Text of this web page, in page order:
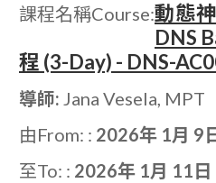
課程名稱Course:動態
DNS
程 (3-Day) - DNS-
導師: Jana Vesela, MPT
由From: : 2026年 1月 9
至To: : 2026年 1月 11日